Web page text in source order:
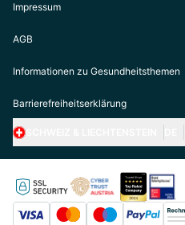
Impressum
AGB
Informationen zu Gesundheitsthemen
Barrierefreiheitserklärung
https://biogena.com/de-at
https://biogena.com/de-de
https://biogena.com/de-ch
https://biogena.com/it-it